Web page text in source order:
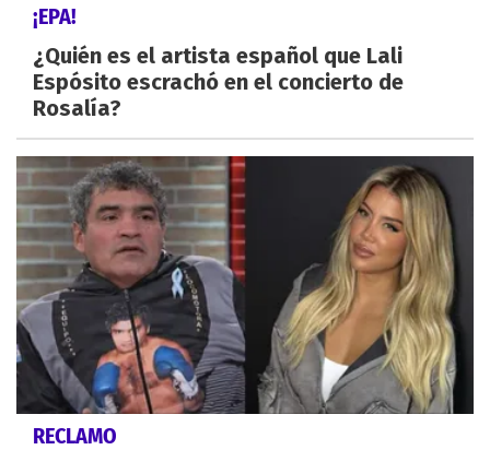
¡EPA!
¿Quién es el artista español que Lali
Espósito escrachó en el concierto de
Rosalía?
RECLAMO